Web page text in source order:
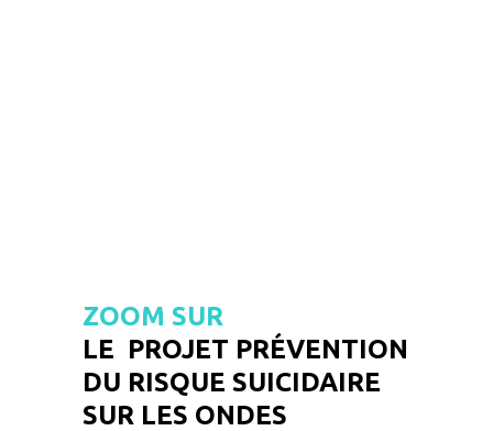
ZOOM SUR
LE PROJET PRÉVENTION
DU RISQUE SUICIDAIRE
SUR LES ONDES